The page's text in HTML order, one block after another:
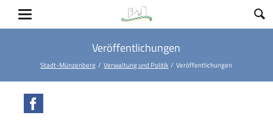
Veröffentlichungen
Stadt-Münzenberg Verwaltung und Politik Veröffentlichungen